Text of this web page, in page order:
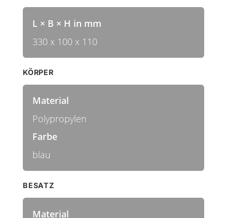
L × B × H in mm
330 x 100 x 110
KÖRPER
Material
Polypropylen
Farbe
blau
BESATZ
Material